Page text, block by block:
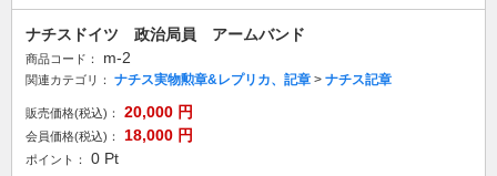
ナチスドイツ 政治局員 アームバンド
商品コード： m-2
関連カテゴリ： ナチス実物勲章&レプリカ、記章 > ナチス記章
販売価格(税込)： 20,000 円
会員価格(税込)： 18,000 円
ポイント： 0 Pt